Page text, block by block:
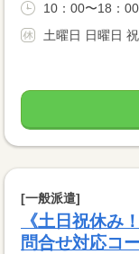
10：00〜18：
土曜日 日曜日
[一般派遣]
《土日祝休み
問合せ対応コ